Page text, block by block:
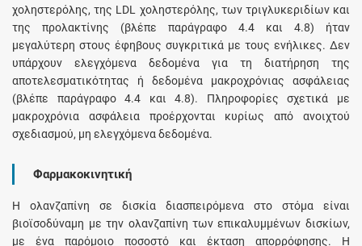
χοληστερόλης, της LDL χοληστερόλης, των τριγλυκεριδίων και
της προλακτίνης (βλέπε παράγραφο 4.4 και 4.8) ήταν
μεγαλύτερη στους έφηβους συγκριτικά με τους ενήλικες. Δεν
υπάρχουν ελεγχόμενα δεδομένα για τη διατήρηση της
αποτελεσματικότητας ή δεδομένα μακροχρόνιας ασφάλειας
(βλέπε παράγραφο 4.4 και 4.8). Πληροφορίες σχετικά με
μακροχρόνια ασφάλεια προέρχονται κυρίως από ανοιχτού
σχεδιασμού, μη ελεγχόμενα δεδομένα.
Φαρμακοκινητική
Η ολανζαπίνη σε δισκία διασπειρόμενα στο στόμα είναι
βιοϊσοδύναμη με την ολανζαπίνη των επικαλυμμένων δισκίων,
με ένα παρόμοιο ποσοστό και έκταση απορρόφησης. Η